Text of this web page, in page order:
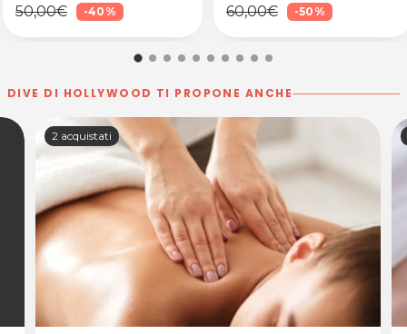
50,00€ -40% 60,00€ -50%
DIVE DI HOLLYWOOD TI PROPONE ANCHE
2 acquistati